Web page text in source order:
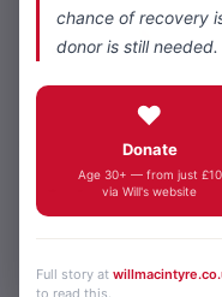
Embouts auriculaires
chance of recovery
donor is still
❤️
Donate
Age 30+ — from just £10
via Will's website
Full story at
to read this.